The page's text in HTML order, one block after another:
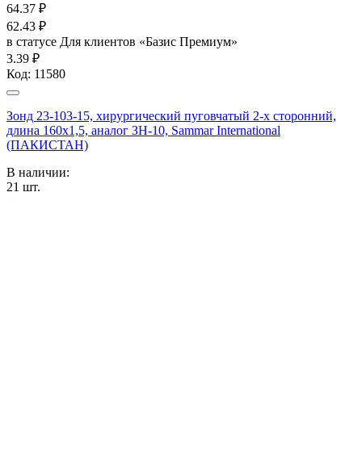
64.37 ₽
62.43 ₽
в статусе Для клиентов «Базис Премиум»
3.39 ₽
Код: 11580
Зонд 23-103-15, хирургический пуговчатый 2-х сторонний,
длина 160х1,5, аналог ЗН-10, Sammar International
(ПАКИСТАН)
В наличии:
21 шт.